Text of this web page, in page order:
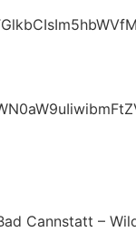
Cannstatt –